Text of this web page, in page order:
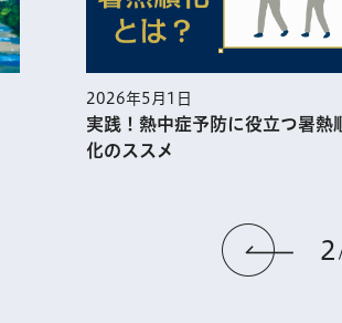
2
2026年5月1日
実践！熱中症予防に役⽴つ暑熱
化のススメ